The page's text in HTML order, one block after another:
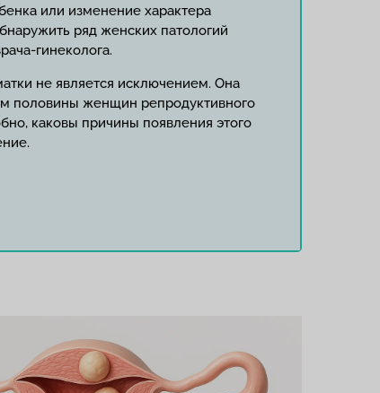
или изменение характера
ряд женских патологий
гинеколога.
не является исключением. Она
половины женщин репродуктивного
каковы причины появления этого